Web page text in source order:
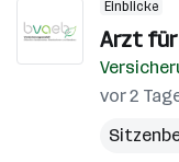
Einblicke
Arzt für
vor 2